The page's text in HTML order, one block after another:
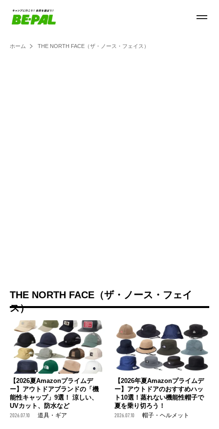
ホーム THE NORTH FACE（ザ・ノース・フェイス）
THE NORTH FACE（ザ・ノース・フェイ
ス）
【2026夏Amazonプライムデ
ー】アウトドアブランドの「機
能性キャップ」9選！ 涼しい、
UVカット、防水など
2026.07.10 道具・ギア
【2026年夏Amazonプライムデ
ー】アウトドアのおすすめハッ
ト10選！蒸れない機能性帽子で
夏を乗り切ろう！
2026.07.10 帽子・ヘルメット